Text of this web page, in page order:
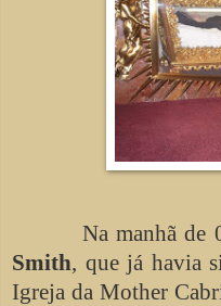
Na manhã de
Smith, que já havia
Igreja da Mother